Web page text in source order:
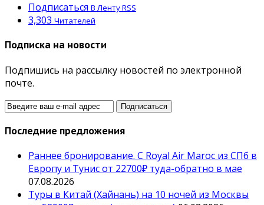
Подписаться В Ленту RSS
3,303 Читателей
Подписка на новости
Подпишись на рассылку новостей по электронной
почте.
Последние предложения
Раннее бронирование. С Royal Air Maroc из СПб в
Европу и Тунис от 22700₽ туда-обратно в мае
07.08.2026
Туры в Китай (Хайнань) на 10 ночей из Москвы